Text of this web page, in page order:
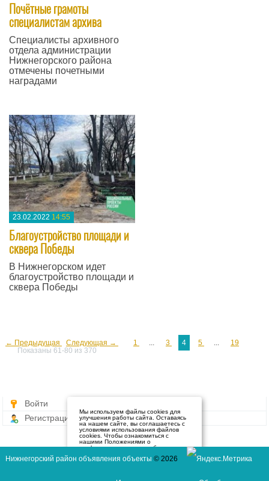
Почётные грамоты
специалистам архива
Специалисты архивного
отдела администрации
Нижнегорского района
отмечены почетными
наградами
23.02.2022 14:55
Благоустройство площади и
сквера Победы
В Нижнегорском идет
благоустройство площади и
сквера Победы
← Предыдущая Следующая → 1 ... 3 4 5 ...
19
Показаны 61-80 из 370
Войти
Регистрация
Мы используем файлы cookies для
улучшения работы сайта. Оставаясь
на нашем сайте, вы соглашаетесь с
условиями использования файлов
cookies. Чтобы ознакомиться с
нашими Положениями о
конфиденциальности и об
нажмите здесь.
Нижнегорский район объявления объекты © 2026